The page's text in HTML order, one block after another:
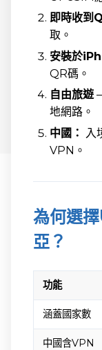
即時收到
取。
安裝於
QR碼。
自由旅遊
地網路。
中國：
入
VPN。
為何選
亞？
功能
涵蓋國家數
中國含VPN